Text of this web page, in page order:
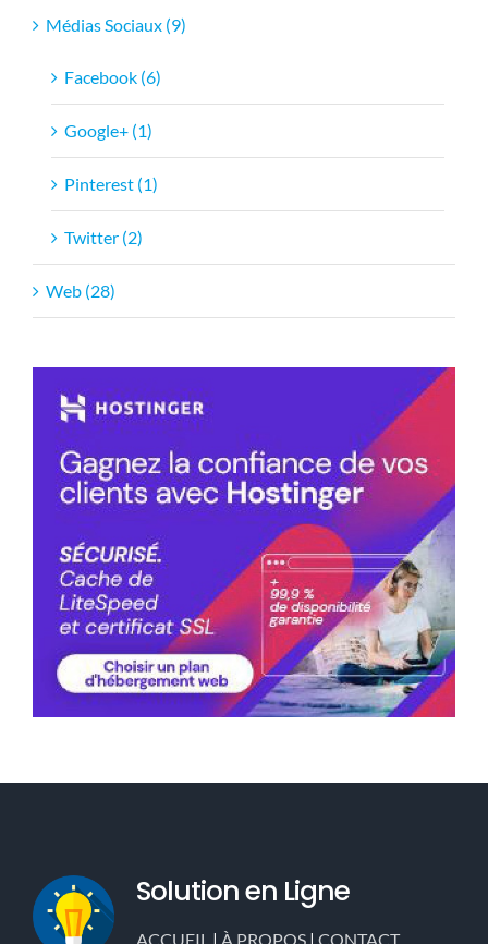
Médias Sociaux (9)
Facebook (6)
Google+ (1)
Pinterest (1)
Twitter (2)
Web (28)
Solution en Ligne
ACCUEIL | À PROPOS | CONTACT